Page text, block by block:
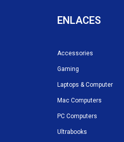
ENLACES
Accessories
Gaming
Laptops & Computer
Mac Computers
PC Computers
Ultrabooks